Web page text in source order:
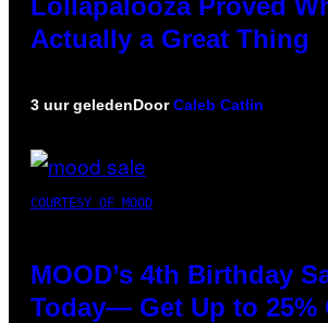
Actually a Great Thing
3 uur geledenDoorCaleb Catlin
COURTESY OF MOOD
MOOD’s 4th Birthday
Today— Get Up to 25%